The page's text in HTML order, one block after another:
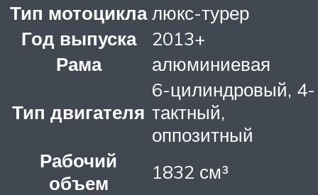
Тип мотоцикла люкс-турер
Год выпуска
2013+
Рама
алюминиевая
Тип двигателя
6-цилиндровый, 4-
тактный,
оппозитный
Рабочий
объем
1832 см³